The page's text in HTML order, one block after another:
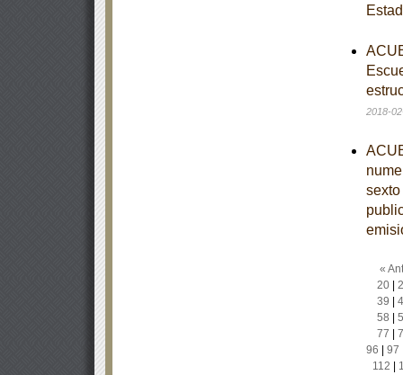
2018-
«
20|
39
58
77
96
97
112